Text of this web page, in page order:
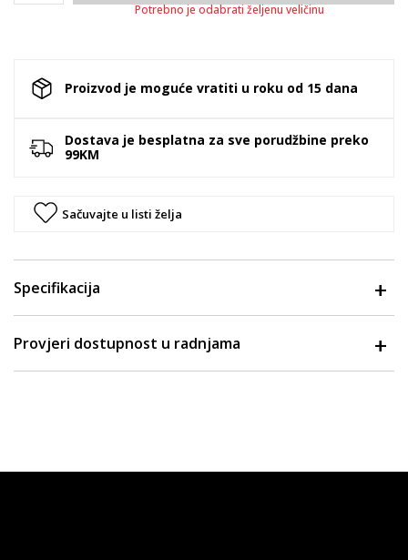
Potrebno je odabrati željenu veličinu
Proizvod je moguće vratiti u roku od 15 dana
Dostava je besplatna za sve porudžbine preko
99KM
Sačuvajte u listi želja
Specifikacija
Provjeri dostupnost u radnjama